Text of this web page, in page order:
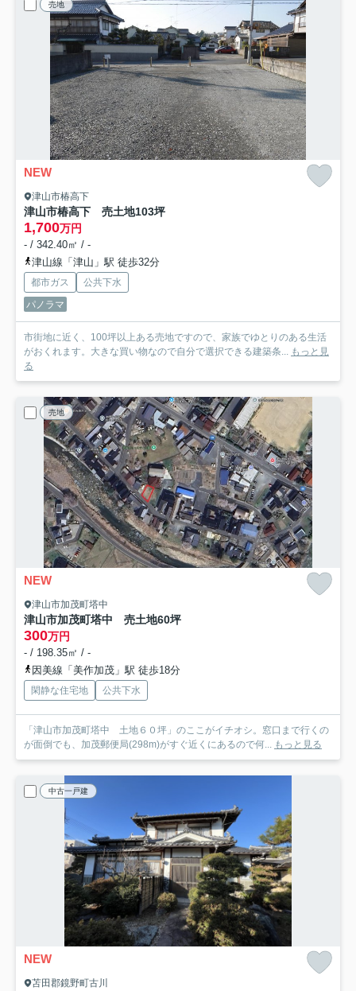
売地
NEW
津山市椿高下
津山市椿高下 売土地103坪
1,700万円
- / 342.40㎡ / -
津山線「津山」駅 徒歩32分
都市ガス
公共下水
パノラマ
市街地に近く、100坪以上ある売地ですので、家族でゆとりのある生活
がおくれます。大きな買い物なので自分で選択できる建築条... もっと見
る
売地
NEW
津山市加茂町塔中
津山市加茂町塔中 売土地60坪
300万円
- / 198.35㎡ / -
因美線「美作加茂」駅 徒歩18分
閑静な住宅地 公共下水
「津山市加茂町塔中 土地６０坪」のここがイチオシ。窓口まで行くの
が面倒でも、加茂郵便局(298m)がすぐ近くにあるので何... もっと見る
中古一戸建
NEW
苫田郡鏡野町古川